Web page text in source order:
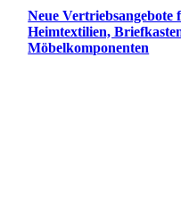
Neue
Heimtextilien,
Möbelkomponenten